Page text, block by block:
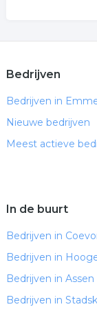
Bedrijven
Bedrijven in
Nieuwe bedrijven
Meest actieve
In de buurt
Bedrijven in
Bedrijven in
Bedrijven in Assen
Bedrijven in